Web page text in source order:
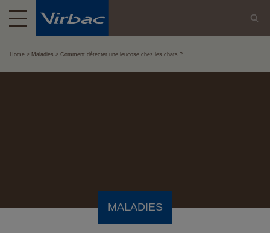
Home Maladies Comment détecter une leucose chez les chats ?
MALADIES